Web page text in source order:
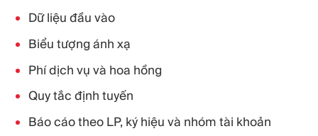
Dữ liệu đầu vào
Biểu tượng ánh xạ
Phí dịch vụ và hoa hồng
Quy tắc định tuyến
Báo cáo theo LP, ký hiệu và nhóm tài khoản